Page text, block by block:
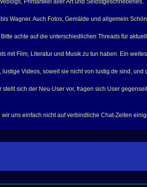
Printartikel aller Art und Selbstgeschriebenes.
Wagner. Auch Fotos, Gemälde und allgemein
achte auf die unterschiedlichen Threads für
mit Film, Literatur und Musik zu tun haben. Ein
Videos, soweit sie nicht von lustig.de sind, und
sich der Neu-User vor, fragen sich User
uns einfach nicht auf verbindliche Chat-Zeiten